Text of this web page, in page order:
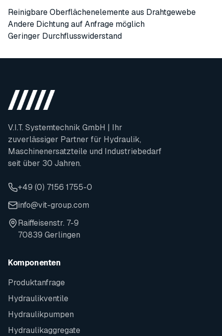
Reinigbare Oberflächenelemente aus Drahtgewebe
Andere Dichtung auf Anfrage möglich
Geringer Durchflusswiderstand
V.I.T. Systemtechnik GmbH | Ihr
zuverlässiger Partner für Hydraulik,
Maschinenersatzteile und Industriebedarf
seit über 30 Jahren.
+49 (0) 7156 1755-0
info@vit-group.com
Raiffeisenstr. 7-9
70839 Gerlingen
Komponenten
Produktanfrage
Hydraulikventile
Hydraulikpumpen
Hydraulikaggregate